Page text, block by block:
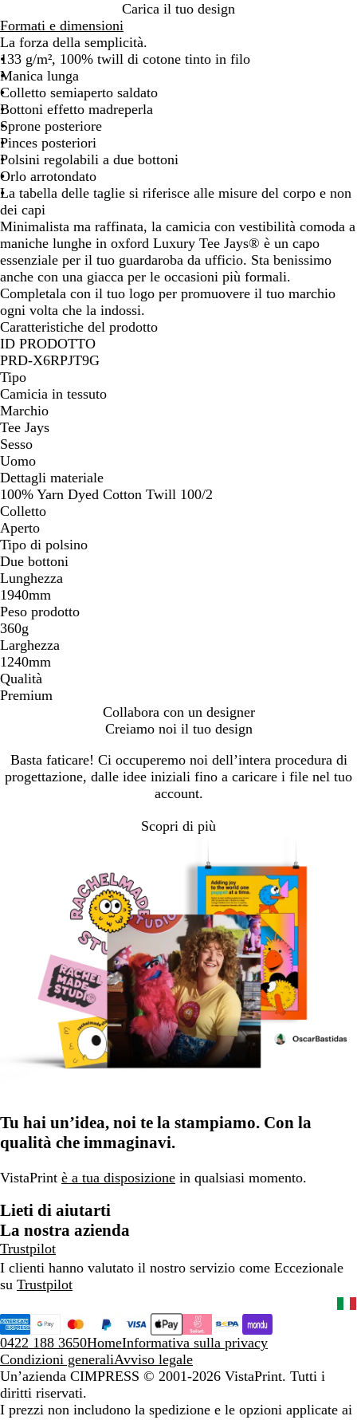
/
B
l
u
e
e
Carica il tuo design
Formati e dimensioni
La forza della semplicità.
133 g/m², 100% twill di cotone tinto in filo
Manica lunga
Colletto semiaperto saldato
Bottoni effetto madreperla
Sprone posteriore
Pinces posteriori
Polsini regolabili a due bottoni
Orlo arrotondato
La tabella delle taglie si riferisce alle misure del corpo e non
dei capi
Minimalista ma raffinata, la camicia con vestibilità comoda a
maniche lunghe in oxford Luxury Tee Jays® è un capo
essenziale per il tuo guardaroba da ufficio. Sta benissimo
anche con una giacca per le occasioni più formali.
Completala con il tuo logo per promuovere il tuo marchio
ogni volta che la indossi.
Caratteristiche del prodotto
ID PRODOTTO
PRD-X6RPJT9G
Tipo
Camicia in tessuto
Marchio
Tee Jays
Sesso
Uomo
Dettagli materiale
100% Yarn Dyed Cotton Twill 100/2
Colletto
Aperto
Tipo di polsino
Due bottoni
Lunghezza
1940mm
Peso prodotto
360g
Larghezza
1240mm
Qualità
Premium
Collabora con un designer
Creiamo noi il tuo design
Basta faticare! Ci occuperemo noi dell’intera procedura di
progettazione, dalle idee iniziali fino a caricare i file nel tuo
account.
Scopri di più
Tu hai un’idea, noi te la stampiamo. Con la
qualità che immaginavi.
VistaPrint è a tua disposizione in qualsiasi momento.
Lieti di aiutarti
La nostra azienda
Trustpilot
I clienti hanno valutato il nostro servizio come Eccezionale
su Trustpilot
0422 188 3650HomeInformativa sulla privacy
Condizioni generaliAvviso legale
Un’azienda CIMPRESS © 2001-2026 VistaPrint. Tutti i
diritti riservati.
I prezzi non includono la spedizione e le opzioni applicate ai